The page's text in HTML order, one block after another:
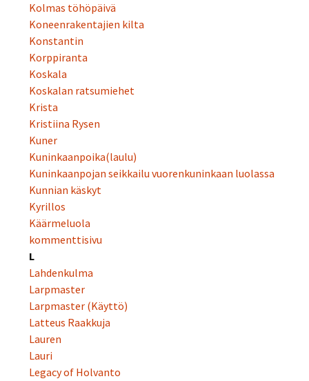
Kolmas töhöpäivä
Koneenrakentajien kilta
Konstantin
Korppiranta
Koskala
Koskalan ratsumiehet
Krista
Kristiina Rysen
Kuner
Kuninkaanpoika(laulu)
Kuninkaanpojan seikkailu vuorenkuninkaan luolassa
Kunnian käskyt
Kyrillos
Käärmeluola
kommenttisivu
L
Lahdenkulma
Larpmaster
Larpmaster (Käyttö)
Latteus Raakkuja
Lauren
Lauri
Legacy of Holvanto